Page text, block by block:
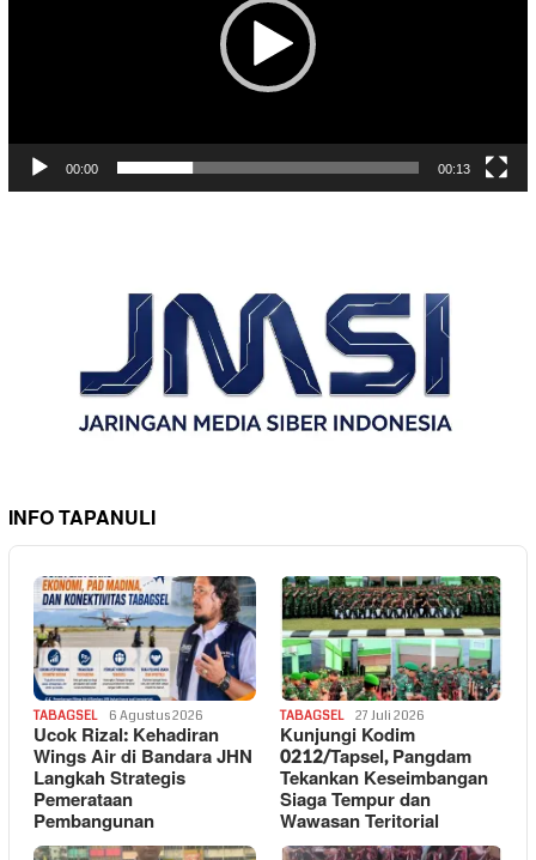
00:00 00:13
INFO TAPANULI
TABAGSEL 6 Agustus 2026
Ucok Rizal: Kehadiran
Wings Air di Bandara JHN
Langkah Strategis
Pemerataan
Pembangunan
TABAGSEL 27 Juli 2026
Kunjungi Kodim
0212/Tapsel, Pangdam
Tekankan Keseimbangan
Siaga Tempur dan
Wawasan Teritorial